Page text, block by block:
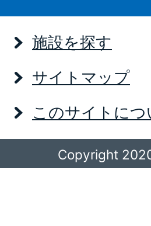
施設を探す
サイトマップ
このサイトにつ
Copyright